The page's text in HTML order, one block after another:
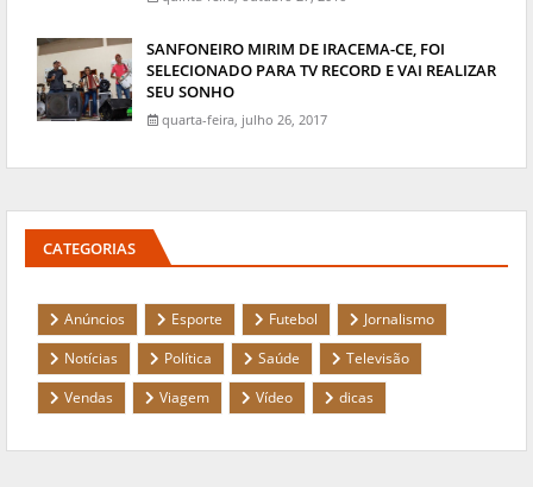
SANFONEIRO MIRIM DE IRACEMA-CE, FOI
SELECIONADO PARA TV RECORD E VAI REALIZAR
SEU SONHO
quarta-feira, julho 26, 2017
CATEGORIAS
Anúncios Esporte Futebol
Jornalismo
Notícias
Política Saúde
Televisão
Vendas
Viagem Vídeo dicas